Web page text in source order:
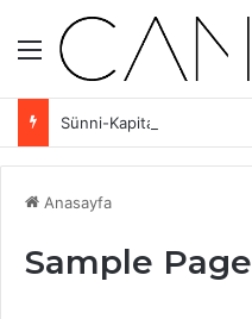
Menü
Anasayfa
Sample Page